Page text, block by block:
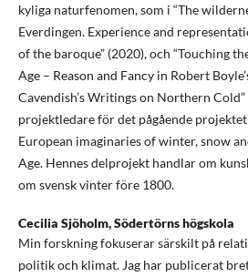
kyliga naturfenomen, som i “The
Everdingen. Experience and
of the baroque” (2020), och “Touching
Age – Reason and Fancy in Robert
Cavendish’s Writings on Northern
projektledare för det pågående
European imaginaries of winter, snow
Age. Hennes delprojekt handlar om
om svensk vinter före 1800.
Cecilia Sjöholm,Södertörns högskola
Min forskning fokuserar särskilt på
politik och klimat. Jag har publicerat